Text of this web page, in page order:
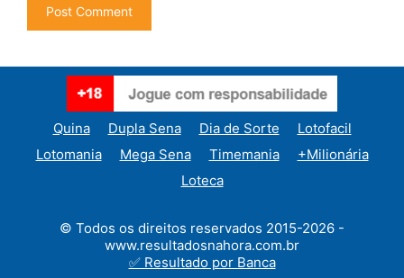
Quina Dupla Sena Dia de Sorte
Lotofacil
Lotomania
Mega Sena Timemania
+Milionária
Loteca
© Todos os direitos reservados 2015-2026 -
www.resultadosnahora.com.br
✅ Resultado por Banca